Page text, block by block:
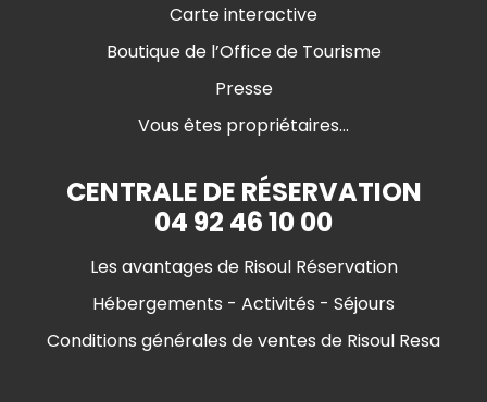
Carte interactive
Boutique de l’Office de Tourisme
Presse
Vous êtes propriétaires...
CENTRALE DE RÉSERVATION
04 92 46 10 00
Les avantages de Risoul Réservation
Hébergements - Activités - Séjours
Conditions générales de ventes de Risoul Resa